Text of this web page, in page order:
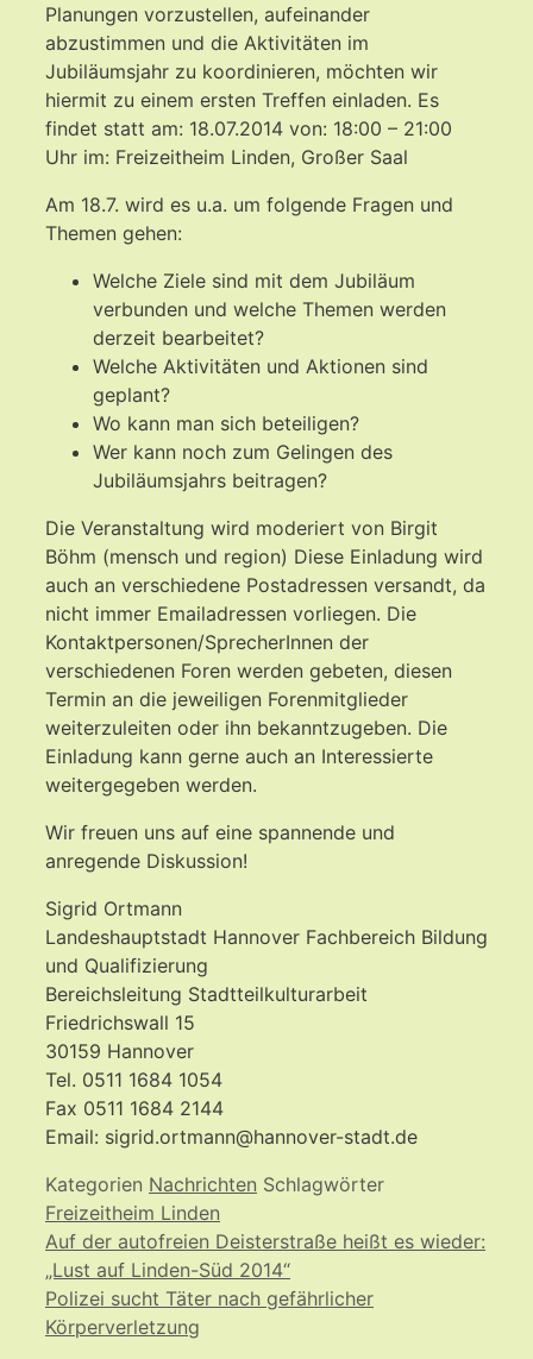
Planungen vorzustellen, aufeinander
abzustimmen und die Aktivitäten im
Jubiläumsjahr zu koordinieren, möchten wir
hiermit zu einem ersten Treffen einladen. Es
findet statt am: 18.07.2014 von: 18:00 – 21:00
Uhr im: Freizeitheim Linden, Großer Saal
Am 18.7. wird es u.a. um folgende Fragen und
Themen gehen:
Welche Ziele sind mit dem Jubiläum
verbunden und welche Themen werden
derzeit bearbeitet?
Welche Aktivitäten und Aktionen sind
geplant?
Wo kann man sich beteiligen?
Wer kann noch zum Gelingen des
Jubiläumsjahrs beitragen?
Die Veranstaltung wird moderiert von Birgit
Böhm (mensch und region) Diese Einladung wird
auch an verschiedene Postadressen versandt, da
nicht immer Emailadressen vorliegen. Die
Kontaktpersonen/SprecherInnen der
verschiedenen Foren werden gebeten, diesen
Termin an die jeweiligen Forenmitglieder
weiterzuleiten oder ihn bekanntzugeben. Die
Einladung kann gerne auch an Interessierte
weitergegeben werden.
Wir freuen uns auf eine spannende und
anregende Diskussion!
Sigrid Ortmann
Landeshauptstadt Hannover Fachbereich Bildung
und Qualifizierung
Bereichsleitung Stadtteilkulturarbeit
Friedrichswall 15
30159 Hannover
Tel. 0511 1684 1054
Fax 0511 1684 2144
Email: sigrid.ortmann@hannover-stadt.de
Kategorien Nachrichten Schlagwörter
Freizeitheim Linden
Auf der autofreien Deisterstraße heißt es wieder:
„Lust auf Linden-Süd 2014“
Polizei sucht Täter nach gefährlicher
Körperverletzung